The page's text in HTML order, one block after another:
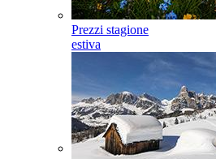
Prezzi stagione
estiva